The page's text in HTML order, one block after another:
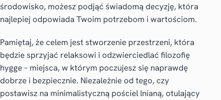
środowisko, możesz podjąć świadomą decyzję, która
najlepiej odpowiada Twoim potrzebom i wartościom.
Pamiętaj, że celem jest stworzenie przestrzeni, która
będzie sprzyjać relaksowi i odzwierciedlać filozofię
hygge – miejsca, w którym poczujesz się naprawdę
dobrze i bezpiecznie. Niezależnie od tego, czy
postawisz na minimalistyczną pościel lnianą, otulający